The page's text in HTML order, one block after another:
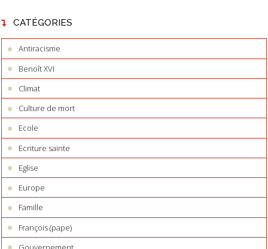
CATÉGORIES
Antiracisme
Benoît XVI
Climat
Culture de mort
Ecole
Ecriture sainte
Eglise
Europe
Famille
François (pape)